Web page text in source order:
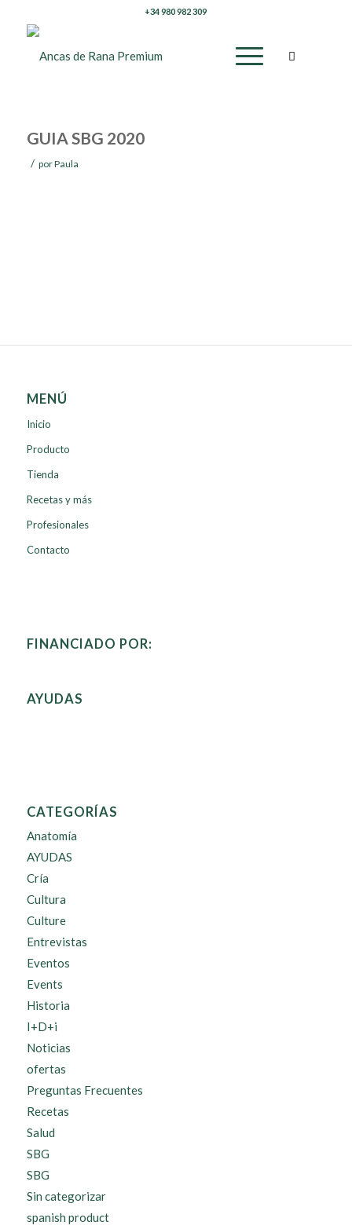
+34 980 982 309
GUIA SBG 2020
/ porPaula
MENÚ
Inicio
Producto
Tienda
Recetas y más
Profesionales
Contacto
FINANCIADO POR:
AYUDAS
CATEGORÍAS
Anatomía
AYUDAS
Cría
Cultura
Culture
Entrevistas
Eventos
Events
Historia
I+D+i
Noticias
ofertas
Preguntas Frecuentes
Recetas
Salud
SBG
SBG
Sin categorizar
spanish product